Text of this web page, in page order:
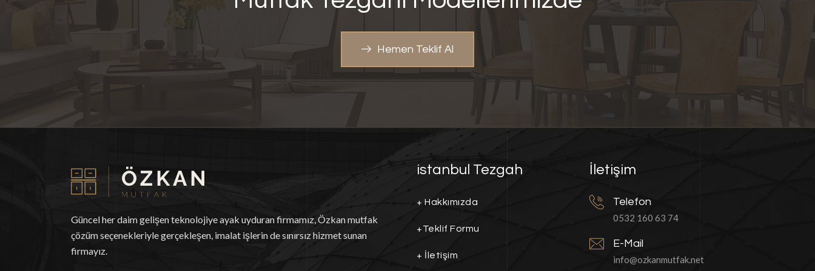
Hemen Teklif Al
Güncel her daim gelişen teknolojiye ayak uyduran firmamız, Özkan mutfak
çözüm seçenekleriyle gerçekleşen, imalat işlerin de sınırsız hizmet sunan
firmayız.
istanbul Tezgah
+ Hakkımızda
+Teklif Formu
+ İletişim
İletişim
Telefon
0532 160 63 74
E-Mail
info@ozkanmutfak.net